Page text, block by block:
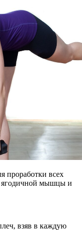
проработки всех
ягодичной мышцы и
взяв в каждую